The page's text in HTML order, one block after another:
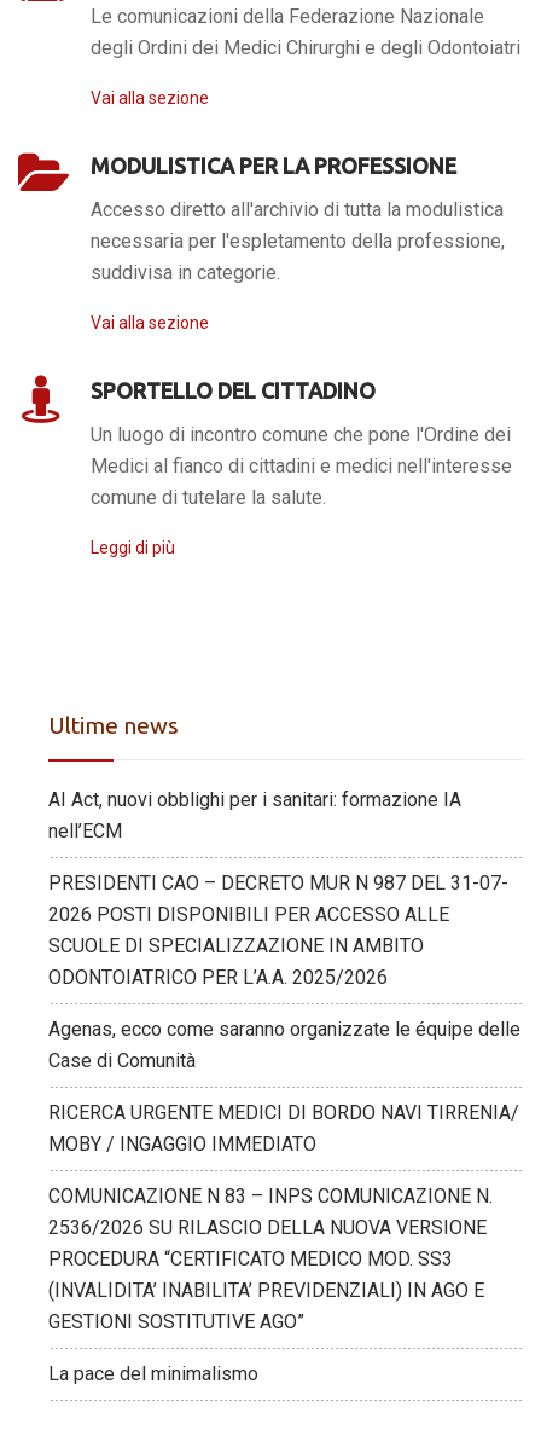
Le comunicazioni della Federazione Nazionale
degli Ordini dei Medici Chirurghi e degli Odontoiatri
Vai alla sezione
MODULISTICA PER LA PROFESSIONE
Accesso diretto all'archivio di tutta la modulistica
necessaria per l'espletamento della professione,
suddivisa in categorie.
Vai alla sezione
SPORTELLO DEL CITTADINO
Un luogo di incontro comune che pone l'Ordine dei
Medici al fianco di cittadini e medici nell'interesse
comune di tutelare la salute.
Leggi di più
Ultime news
AI Act, nuovi obblighi per i sanitari: formazione IA
nell’ECM
PRESIDENTI CAO – DECRETO MUR N 987 DEL 31-07-
2026 POSTI DISPONIBILI PER ACCESSO ALLE
SCUOLE DI SPECIALIZZAZIONE IN AMBITO
ODONTOIATRICO PER L’A.A. 2025/2026
Agenas, ecco come saranno organizzate le équipe delle
Case di Comunità
RICERCA URGENTE MEDICI DI BORDO NAVI TIRRENIA/
MOBY / INGAGGIO IMMEDIATO
COMUNICAZIONE N 83 – INPS COMUNICAZIONE N.
2536/2026 SU RILASCIO DELLA NUOVA VERSIONE
PROCEDURA “CERTIFICATO MEDICO MOD. SS3
(INVALIDITA’ INABILITA’ PREVIDENZIALI) IN AGO E
GESTIONI SOSTITUTIVE AGO”
La pace del minimalismo